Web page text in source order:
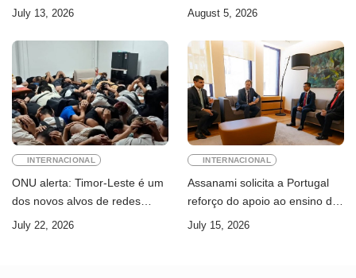
Ferreira Pinto
July 13, 2026
Administração Pública
August 5, 2026
INTERNACIONAL
ONU alerta: Timor-Leste é um
dos novos alvos de redes
internacionais de cibercrime
July 22, 2026
INTERNACIONAL
Assanami solicita a Portugal
reforço do apoio ao ensino da
língua portuguesa e ao ensino
July 15, 2026